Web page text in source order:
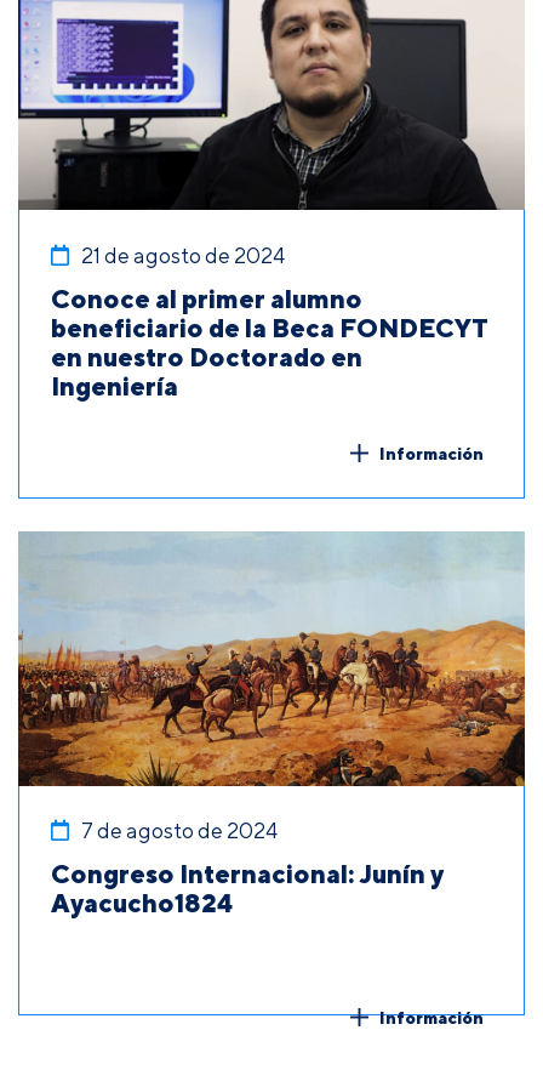
21 de agosto de 2024
Conoce al primer alumno
beneficiario de la Beca FONDECYT
en nuestro Doctorado en
Ingeniería
Información
7 de agosto de 2024
Congreso Internacional: Junín y
Ayacucho1824
Información